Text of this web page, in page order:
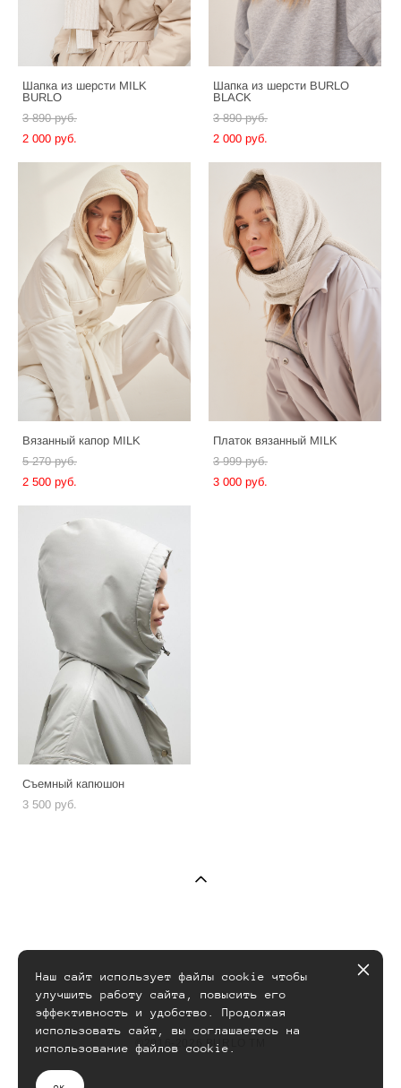
Шапка из шерсти MILK
BURLO
3 890 pуб.
2 000 pуб.
Шапка из шерсти BURLO
BLACK
3 890 pуб.
2 000 pуб.
Вязанный капор MILK
5 270 pуб.
2 500 pуб.
Платок вязанный MILK
3 999 pуб.
3 000 pуб.
Съемный капюшон
3 500 pуб.
©2016-2026 BURLO TM
Наш сайт использует файлы cookie чтобы
улучшить работу сайта, повысить его
эффективность и удобство. Продолжая
использовать сайт, вы соглашаетесь на
использование файлов cookie.
ок